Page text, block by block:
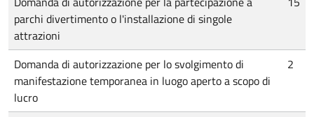
parchi divertimento o l'installazione di singole
attrazioni
Domanda di autorizzazione per lo svolgimento di
manifestazione temporanea in luogo aperto a scopo di
lucro
2